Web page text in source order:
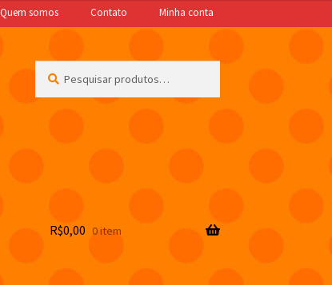
Quem somos Contato Minha conta
por:
R$0,00 0 item